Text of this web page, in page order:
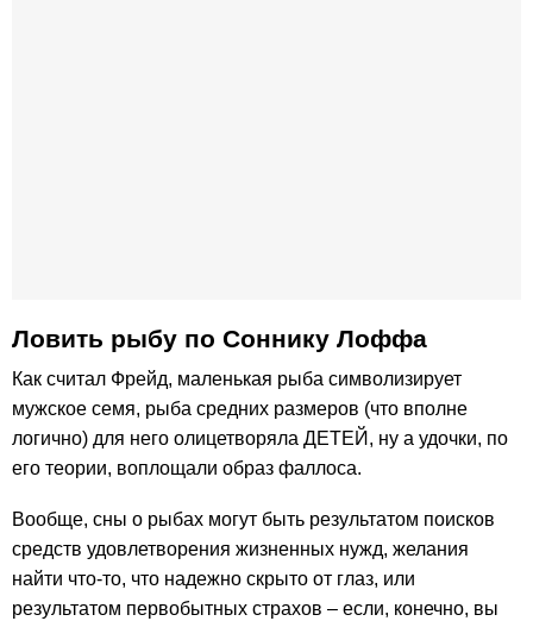
Ловить рыбу по Соннику Лоффа
Как считал Фрейд, маленькая рыба символизирует
мужское семя, рыба средних размеров (что вполне
логично) для него олицетворяла ДЕТЕЙ, ну а удочки, по
его теории, воплощали образ фаллоса.
Вообще, сны о рыбах могут быть результатом поисков
средств удовлетворения жизненных нужд, желания
найти что-то, что надежно скрыто от глаз, или
результатом первобытных страхов – если, конечно, вы